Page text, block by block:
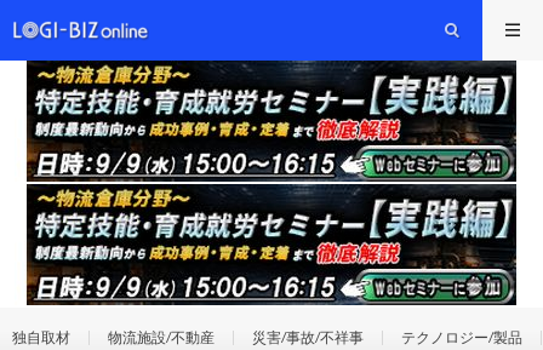
独自取材 物流施設/不動産 災害/事故/不祥事 テクノロジー/製品